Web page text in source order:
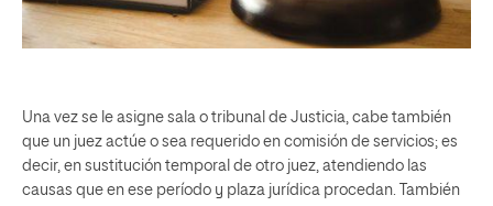
Una vez se le asigne sala o tribunal de Justicia, cabe también
que un juez actúe o sea requerido en comisión de servicios; es
decir, en sustitución temporal de otro juez, atendiendo las
causas que en ese período y plaza jurídica procedan. También